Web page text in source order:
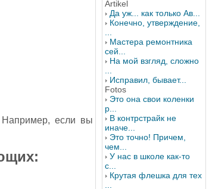
Например, если вы
Artikel
Да уж... как только Ав...
Конечно, утверждение,
Мастера ремонтника
сей...
На мой взгляд, сложно
Исправил, бывает...
Fotos
Это она свои коленки
р...
В контрстрайк не
иначе...
Это точно! Причем,
чем...
У нас в школе как-то
с...
Крутая флешка для тех